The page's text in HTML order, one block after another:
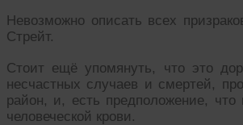
Невозможно описать всех
Стрейт.
Стоит ещё упомянуть, что это
несчастных случаев и смертей,
район, и, есть предположение,
человеческой крови.